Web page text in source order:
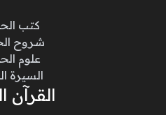
كتب
شروح
علوم
السيرة
القرآن